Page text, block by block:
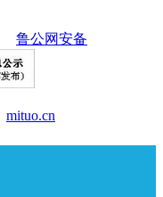
鲁公网安备
mituo.cn